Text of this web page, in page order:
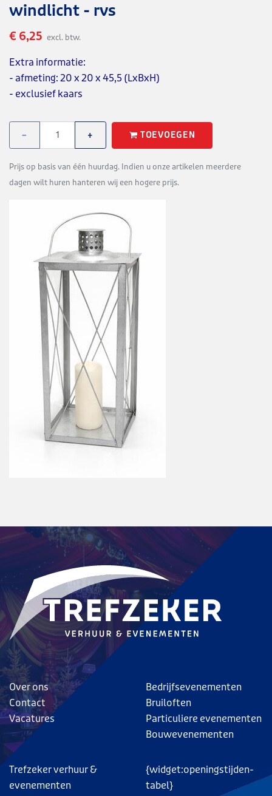
windlicht - rvs
€ 6,25 excl. btw.
Extra informatie:
- afmeting: 20 x 20 x 45,5 (LxBxH)
- exclusief kaars
− + TOEVOEGEN
Prijs op basis van één huurdag. Indien u onze artikelen meerdere
dagen wilt huren hanteren wij een hogere prijs.
Over ons
Contact
Vacatures
Bedrijfsevenementen
Bruiloften
Particuliere evenementen
Bouwevenementen
Trefzeker verhuur &
evenementen
{widget:openingstijden-
tabel}